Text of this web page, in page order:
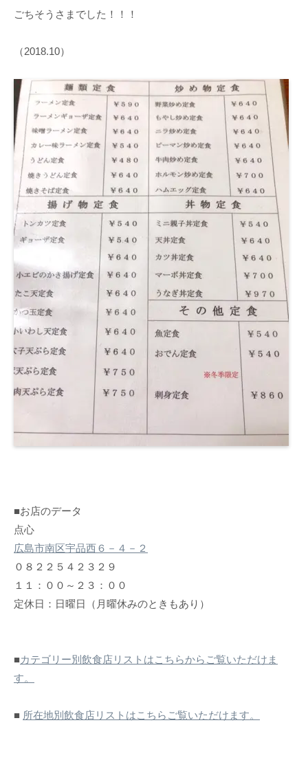
ごちそうさまでした！！！
（2018.10）
■お店のデータ
点心
広島市南区宇品西６－４－２
０８２２５４２３２９
１１：００～２３：００
定休日：日曜日（月曜休みのときもあり）
■カテゴリー別飲食店リストはこちらからご覧いただけま
す。
■ 所在地別飲食店リストはこちらご覧いただけます。